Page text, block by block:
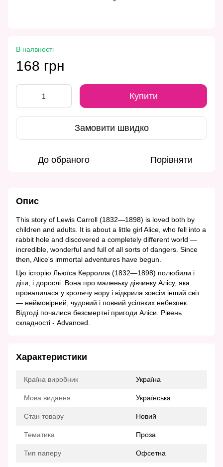
В наявності
168 грн
Купити
Замовити швидко
До обраного Порівняти
Опис
This story of Lewis Carroll (1832—1898) is loved both by
children and adults. It is about a little girl Alice, who fell into a
rabbit hole and discovered a completely different world —
incredible, wonderful and full of all sorts of dangers. Since
then, Alice's immortal adventures have begun.
Цю історію Льюїса Керролла (1832—1898) полюбили і
діти, і дорослі. Вона про маленьку дівчинку Алісу, яка
провалилася у кролячу нору і відкрила зовсім інший світ
— неймовірний, чудовий і повний усіляких небезпек.
Відтоді почалися безсмертні пригоди Аліси. Рівень
складності - Advanced.
Характеристики
Країна виробник Україна
Мова видання Українська
Стан товару Новий
Тематика Проза
Тип паперу Офсетна